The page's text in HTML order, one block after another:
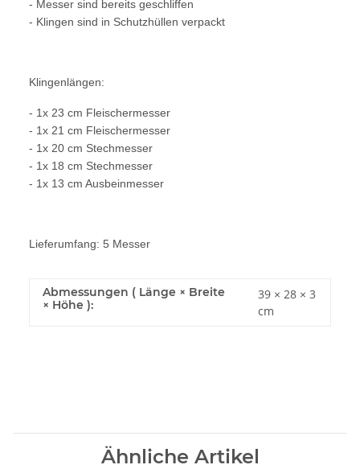
- Messer sind bereits geschliffen
- Klingen sind in Schutzhüllen verpackt
Klingenlängen:
- 1x 23 cm Fleischermesser
- 1x 21 cm Fleischermesser
- 1x 20 cm Stechmesser
- 1x 18 cm Stechmesser
- 1x 13 cm Ausbeinmesser
Lieferumfang: 5 Messer
Abmessungen ( Länge × Breite
× Höhe ):
39 × 28 × 3
cm
Ähnliche Artikel